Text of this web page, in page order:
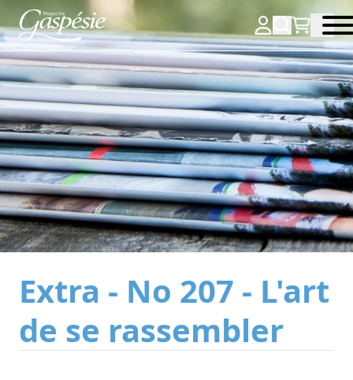
Extra - No 207 - L'art
de se rassembler